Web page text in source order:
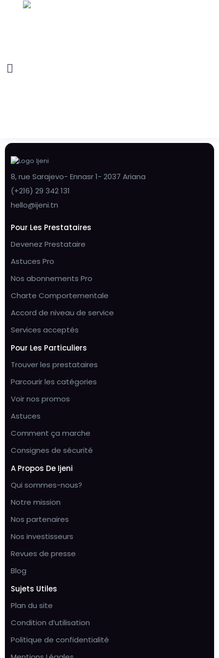
8, rue Sarajevo- Ennasr 1- 2037 Ariana
(+216) 29 342 131
hello@ijeni.tn
Pour Les Prestataires
Devenez Prestataire
Astuces Pro
Nos abonnements Pro
Charte Comportementale
Accord de niveau de service
Services acceptés
Pour Les Particuliers
Trouver les prestataires
Parcourir les catégories
Voir nos promos
Astuces
Comment ça marche
Consignes de sécurité
A Propos De Ijeni
Qui sommes-nous?
Notre mission
Nos partenaires
Nos investisseurs
Revues de presse
Blog
Sujets Utiles
Plan du site
Condition d’utilisation
Politique de confidentialité